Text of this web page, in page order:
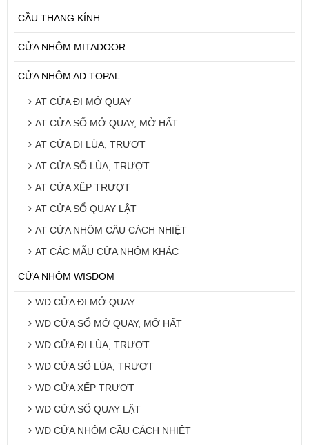
CẦU THANG KÍNH
CỬA NHÔM MITADOOR
CỬA NHÔM AD TOPAL
AT CỬA ĐI MỞ QUAY
AT CỬA SỔ MỞ QUAY, MỞ HẤT
AT CỬA ĐI LÙA, TRƯỢT
AT CỬA SỔ LÙA, TRƯỢT
AT CỬA XẾP TRƯỢT
AT CỬA SỔ QUAY LẬT
AT CỬA NHÔM CẦU CÁCH NHIỆT
AT CÁC MẪU CỬA NHÔM KHÁC
CỬA NHÔM WISDOM
WD CỬA ĐI MỞ QUAY
WD CỬA SỔ MỞ QUAY, MỞ HẤT
WD CỬA ĐI LÙA, TRƯỢT
WD CỬA SỔ LÙA, TRƯỢT
WD CỬA XẾP TRƯỢT
WD CỬA SỔ QUAY LẬT
WD CỬA NHÔM CẦU CÁCH NHIỆT